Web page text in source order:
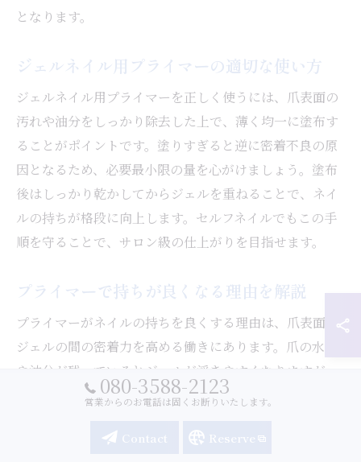
となります。
ジェルネイル用プライマーの適切な使い方
ジェルネイル用プライマーを正しく使うには、爪表面の
汚れや油分をしっかり除去した上で、薄く均一に塗布す
ることがポイントです。塗りすぎると逆に密着不良の原
因となるため、必要最小限の量を心がけましょう。塗布
後はしっかり乾かしてからジェルを重ねることで、ネイ
ルの持ちが格段に向上します。セルフネイルでもこの手
順を守ることで、サロン級の仕上がりを目指せます。
プライマーで持ちが良くなる理由を解説
プライマーがネイルの持ちを良くする理由は、爪表面と
ジェルの間の密着力を高める働きにあります。爪の水分
や油分が残っているとジェルが浮きやすくなりますが、
プライマーはそれらを除去し、ジェルがしっかりと定着
合としない場合では、ネイルの持続期間に明確な差が出
080-3588-2123
営業からのお電話は固くお断りいたします。
Contact Reserve